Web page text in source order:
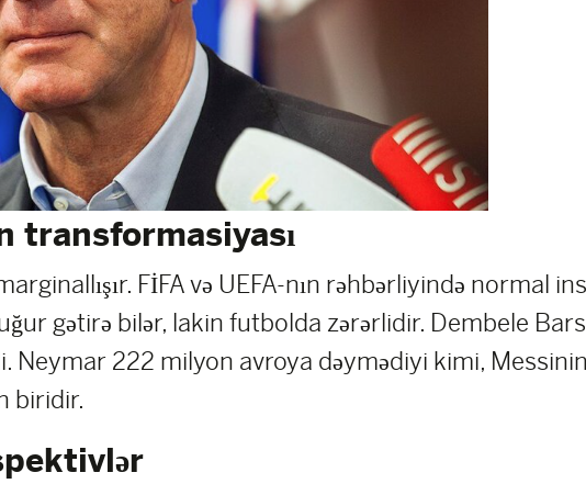
transformasiyası
FİFA və UEFA-nın rəhbərliyində normal
gətirə bilər, lakin futbolda zərərlidir. Dembele
Neymar 222 milyon avroya dəymədiyi kimi,
biridir.